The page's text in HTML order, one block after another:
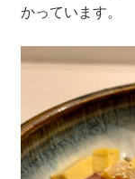
かっています。